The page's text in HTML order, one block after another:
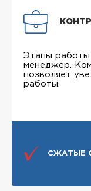
Этапы работы
менеджер.
позволяет
работы.
СЖАТЫЕ